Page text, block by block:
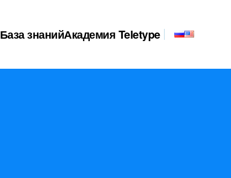
База знанийАкадемия Teletype